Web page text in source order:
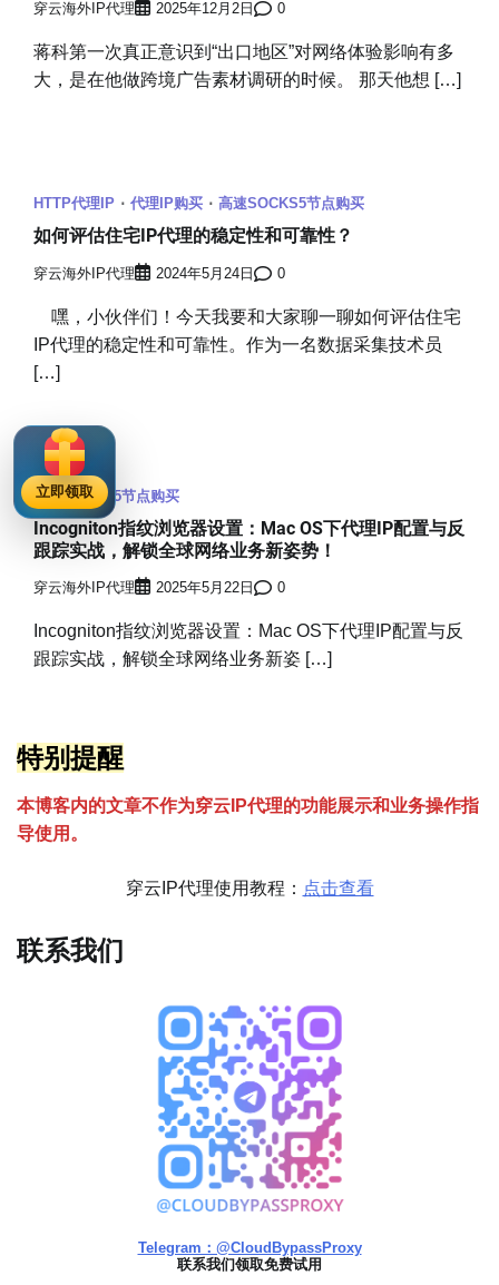
穿云海外IP代理 2025年12月2日 0
蒋科第一次真正意识到“出口地区”对网络体验影响有多
大，是在他做跨境广告素材调研的时候。 那天他想 […]
HTTP代理IP 代理IP购买 高速SOCKS5节点购买
如何评估住宅IP代理的稳定性和可靠性？
穿云海外IP代理 2024年5月24日 0
嘿，小伙伴们！今天我要和大家聊一聊如何评估住宅
IP代理的稳定性和可靠性。作为一名数据采集技术员
[…]
高速SOCKS5节点购买
Incogniton指纹浏览器设置：Mac OS下代理IP配置与反
跟踪实战，解锁全球网络业务新姿势！
穿云海外IP代理 2025年5月22日 0
Incogniton指纹浏览器设置：Mac OS下代理IP配置与反
跟踪实战，解锁全球网络业务新姿 […]
特别提醒
本博客内的文章不作为穿云 P代理的功能展示和业务操作指
导使用。
穿云IP代理使用教程： 点击查看
联系我们
Telegram：@CloudBypassProxy
联系我们领取免费试用
立即领取